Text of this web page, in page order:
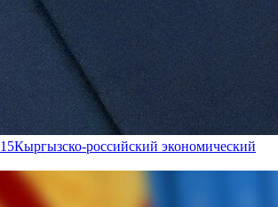
15Кыргызско-российский экономический